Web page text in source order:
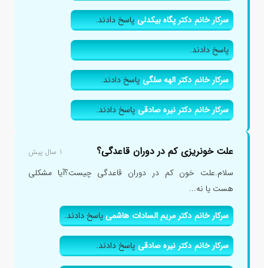
سرکار خانم دکتر پگاه بیکدلیپاسخ دادند.
پاسخ دادند.
سرکار خانم دکتر الهه سلگیپاسخ دادند.
سرکار خانم دکتر نیره صادقیپاسخ دادند.
علت خونریزی کم در دوران قاعدگی؟ ۱ سال پیش
سلام.علت خون کم در دوران قاعدگی چیست؟آیا مشکلی
هست یا نه...
سرکار خانم دکتر مریم السادات هاشمیپاسخ دادند.
سرکار خانم دکتر نیره صادقیپاسخ دادند.